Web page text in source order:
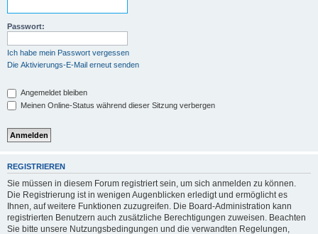
Passwort:
Ich habe mein Passwort vergessen
Die Aktivierungs-E-Mail erneut senden
Angemeldet bleiben
Meinen Online-Status während dieser Sitzung verbergen
REGISTRIEREN
Sie müssen in diesem Forum registriert sein, um sich anmelden zu können.
Die Registrierung ist in wenigen Augenblicken erledigt und ermöglicht es
Ihnen, auf weitere Funktionen zuzugreifen. Die Board-Administration kann
registrierten Benutzern auch zusätzliche Berechtigungen zuweisen. Beachten
Sie bitte unsere Nutzungsbedingungen und die verwandten Regelungen,